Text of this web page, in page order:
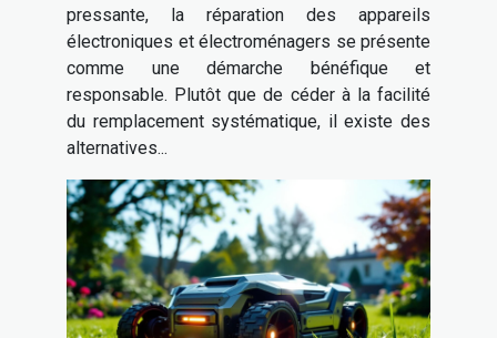
pressante, la réparation des appareils
électroniques et électroménagers se présente
comme une démarche bénéfique et
responsable. Plutôt que de céder à la facilité
du remplacement systématique, il existe des
alternatives...